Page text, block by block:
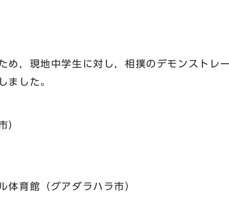
，現地中学生に対し，相撲のデモンストレ
ました。
）
育館（グアダラハラ市）